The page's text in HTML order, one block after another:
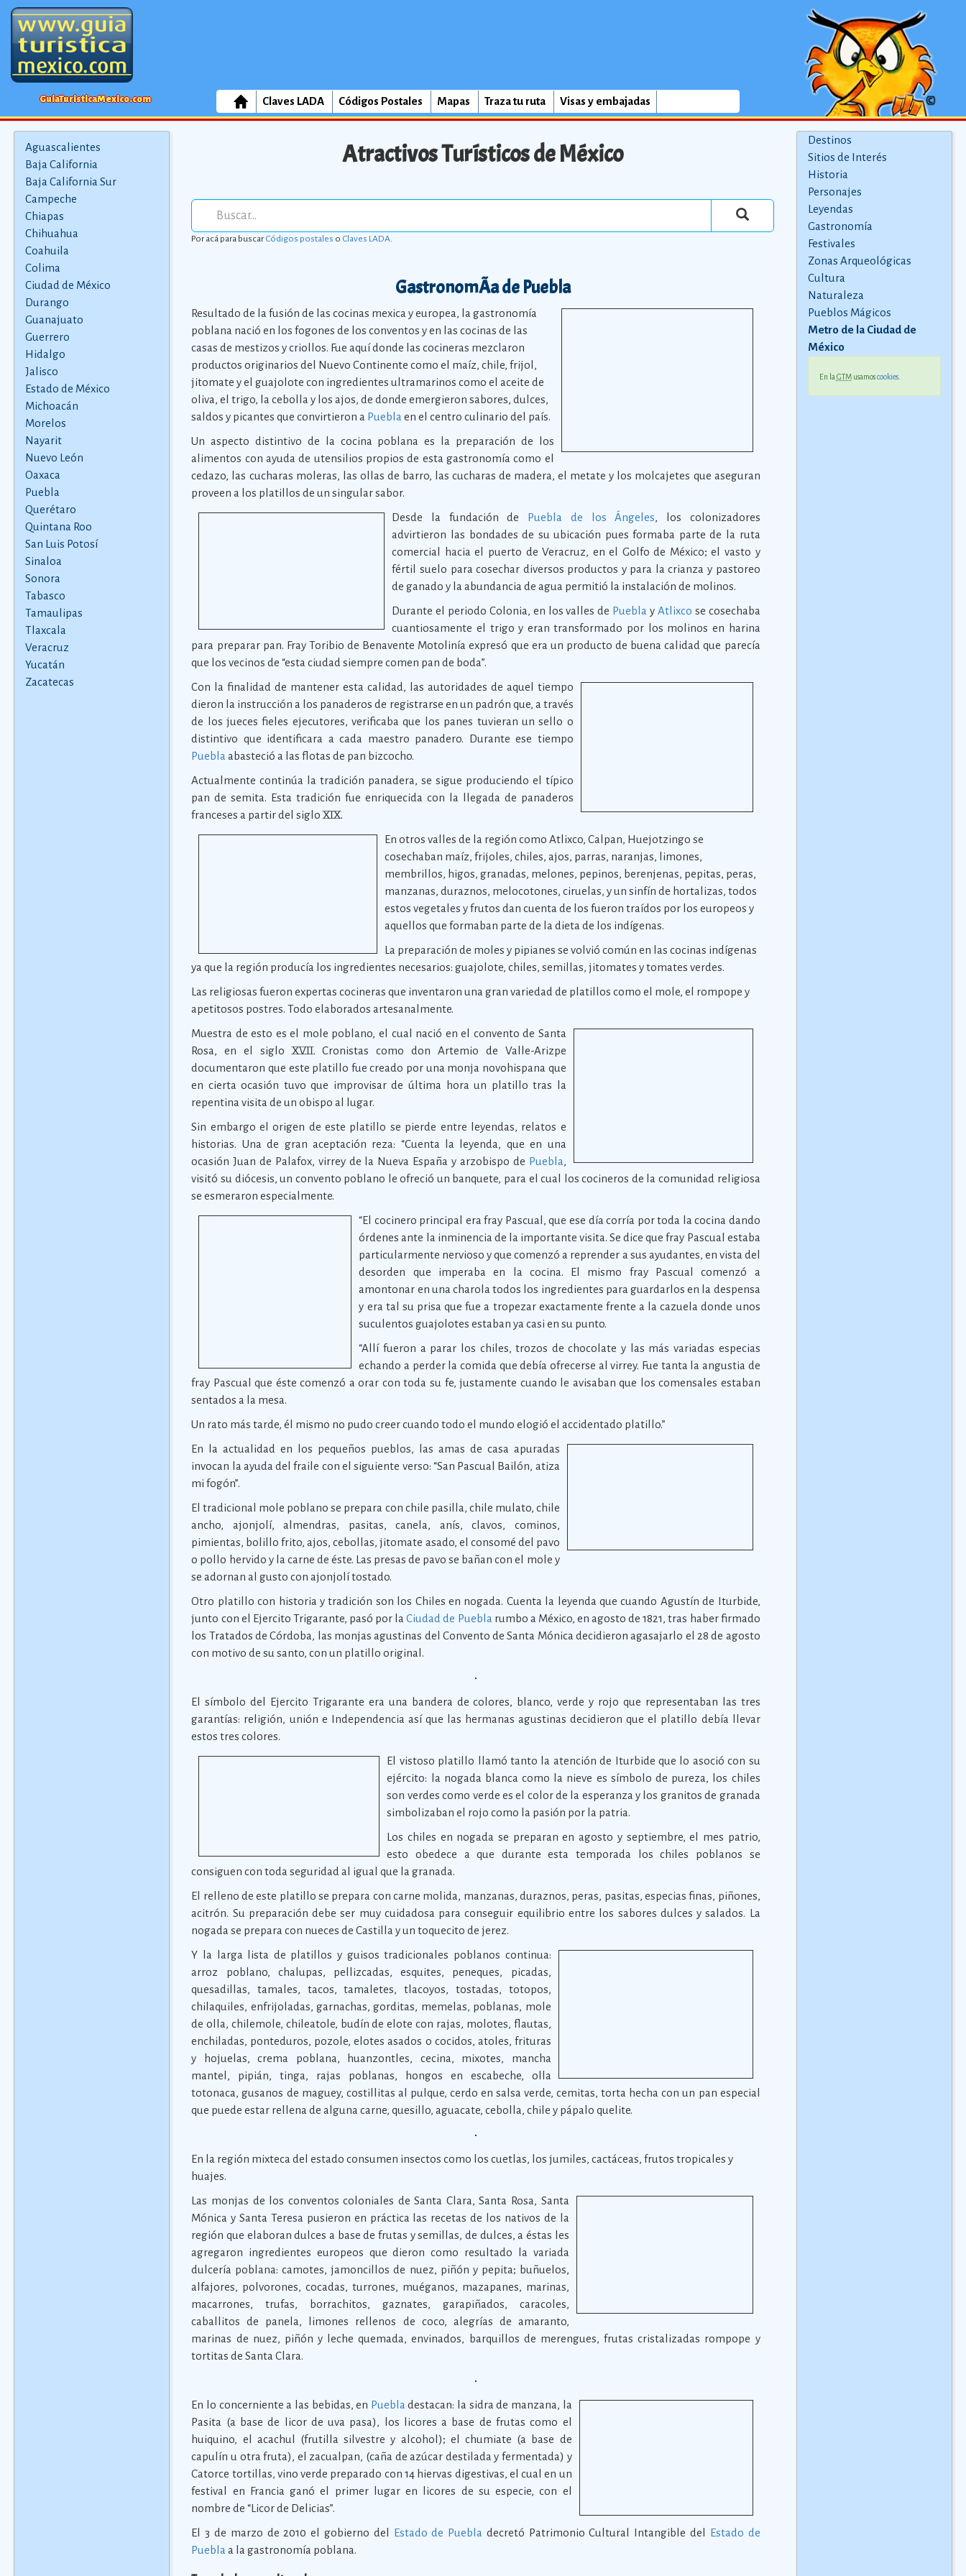
GuiaTuristicaMexico.com Claves LADA Códigos Postales Mapas Traza tu ruta Visas y embajadas
Aguascalientes
Baja California
Baja California Sur
Campeche
Chiapas
Chihuahua
Coahuila
Colima
Ciudad de México
Durango
Guanajuato
Guerrero
Hidalgo
Jalisco
Estado de México
Michoacán
Morelos
Nayarit
Nuevo León
Oaxaca
Puebla
Querétaro
Quintana Roo
San Luis Potosí
Sinaloa
Sonora
Tabasco
Tamaulipas
Tlaxcala
Veracruz
Yucatán
Zacatecas
Destinos
Sitios de Interés
Historia
Personajes
Leyendas
Gastronomía
Festivales
Zonas Arqueológicas
Cultura
Naturaleza
Pueblos Mágicos
Metro de la Ciudad de
México
En la GTMusamoscookies.
Atractivos Turísticos de México
Por acá para buscarCódigos postales o Claves LADA.
GastronomÃ­a de Puebla
Resultado de la fusión de las cocinas mexica y europea, la gastronomía
poblana nació en los fogones de los conventos y en las cocinas de las
casas de mestizos y criollos. Fue aquí donde las cocineras mezclaron
productos originarios del Nuevo Continente como el maíz, chile, frijol,
jitomate y el guajolote con ingredientes ultramarinos como el aceite de
oliva, el trigo, la cebolla y los ajos, de donde emergieron sabores, dulces,
saldos y picantes que convirtieron a Puebla en el centro culinario del país.
Un aspecto distintivo de la cocina poblana es la preparación de los
alimentos con ayuda de utensilios propios de esta gastronomía como el
cedazo, las cucharas moleras, las ollas de barro, las cucharas de madera, el metate y los molcajetes que aseguran
proveen a los platillos de un singular sabor.
Desde la fundación de Puebla de los Ángeles, los colonizadores
advirtieron las bondades de su ubicación pues formaba parte de la ruta
comercial hacia el puerto de Veracruz, en el Golfo de México; el vasto y
fértil suelo para cosechar diversos productos y para la crianza y pastoreo
de ganado y la abundancia de agua permitió la instalación de molinos.
Durante el periodo Colonia, en los valles de Puebla y Atlixco se cosechaba
cuantiosamente el trigo y eran transformado por los molinos en harina
para preparar pan. Fray Toribio de Benavente Motolinía expresó que era un producto de buena calidad que parecía
que los vecinos de “esta ciudad siempre comen pan de boda”.
Con la finalidad de mantener esta calidad, las autoridades de aquel tiempo
dieron la instrucción a los panaderos de registrarse en un padrón que, a través
de los jueces fieles ejecutores, verificaba que los panes tuvieran un sello o
distintivo que identificara a cada maestro panadero. Durante ese tiempo
Puebla abasteció a las flotas de pan bizcocho.
Actualmente continúa la tradición panadera, se sigue produciendo el típico
pan de semita. Esta tradición fue enriquecida con la llegada de panaderos
franceses a partir del siglo XIX.
En otros valles de la región como Atlixco, Calpan, Huejotzingo se
cosechaban maíz, frijoles, chiles, ajos, parras, naranjas, limones,
membrillos, higos, granadas, melones, pepinos, berenjenas, pepitas, peras,
manzanas, duraznos, melocotones, ciruelas, y un sinfín de hortalizas, todos
estos vegetales y frutos dan cuenta de los fueron traídos por los europeos y
aquellos que formaban parte de la dieta de los indígenas.
La preparación de moles y pipianes se volvió común en las cocinas indígenas
ya que la región producía los ingredientes necesarios: guajolote, chiles, semillas, jitomates y tomates verdes.
Las religiosas fueron expertas cocineras que inventaron una gran variedad de platillos como el mole, el rompope y
apetitosos postres. Todo elaborados artesanalmente.
Muestra de esto es el mole poblano, el cual nació en el convento de Santa
Rosa, en el siglo XVII. Cronistas como don Artemio de Valle-Arizpe
documentaron que este platillo fue creado por una monja novohispana que
en cierta ocasión tuvo que improvisar de última hora un platillo tras la
repentina visita de un obispo al lugar.
Sin embargo el origen de este platillo se pierde entre leyendas, relatos e
historias. Una de gran aceptación reza: “Cuenta la leyenda, que en una
ocasión Juan de Palafox, virrey de la Nueva España y arzobispo de Puebla,
visitó su diócesis, un convento poblano le ofreció un banquete, para el cual los cocineros de la comunidad religiosa
se esmeraron especialmente.
“El cocinero principal era fray Pascual, que ese día corría por toda la cocina dando
órdenes ante la inminencia de la importante visita. Se dice que fray Pascual estaba
particularmente nervioso y que comenzó a reprender a sus ayudantes, en vista del
desorden que imperaba en la cocina. El mismo fray Pascual comenzó a
amontonar en una charola todos los ingredientes para guardarlos en la despensa
y era tal su prisa que fue a tropezar exactamente frente a la cazuela donde unos
suculentos guajolotes estaban ya casi en su punto.
“Allí fueron a parar los chiles, trozos de chocolate y las más variadas especias
echando a perder la comida que debía ofrecerse al virrey. Fue tanta la angustia de
fray Pascual que éste comenzó a orar con toda su fe, justamente cuando le avisaban que los comensales estaban
sentados a la mesa.
Un rato más tarde, él mismo no pudo creer cuando todo el mundo elogió el accidentado platillo.”
En la actualidad en los pequeños pueblos, las amas de casa apuradas
invocan la ayuda del fraile con el siguiente verso: “San Pascual Bailón, atiza
mi fogón”.
El tradicional mole poblano se prepara con chile pasilla, chile mulato, chile
ancho, ajonjolí, almendras, pasitas, canela, anís, clavos, cominos,
pimientas, bolillo frito, ajos, cebollas, jitomate asado, el consomé del pavo
o pollo hervido y la carne de éste. Las presas de pavo se bañan con el mole y
se adornan al gusto con ajonjolí tostado.
Otro platillo con historia y tradición son los Chiles en nogada. Cuenta la leyenda que cuando Agustín de Iturbide,
junto con el Ejercito Trigarante, pasó por laCiudad de Puebla rumbo a México, en agosto de 1821, tras haber firmado
los Tratados de Córdoba, las monjas agustinas del Convento de Santa Mónica decidieron agasajarlo el 28 de agosto
con motivo de su santo, con un platillo original.
El símbolo del Ejercito Trigarante era una bandera de colores, blanco, verde y rojo que representaban las tres
garantías: religión, unión e Independencia así que las hermanas agustinas decidieron que el platillo debía llevar
estos tres colores.
El vistoso platillo llamó tanto la atención de Iturbide que lo asoció con su
ejército: la nogada blanca como la nieve es símbolo de pureza, los chiles
son verdes como verde es el color de la esperanza y los granitos de granada
simbolizaban el rojo como la pasión por la patria.
Los chiles en nogada se preparan en agosto y septiembre, el mes patrio,
esto obedece a que durante esta temporada los chiles poblanos se
consiguen con toda seguridad al igual que la granada.
El relleno de este platillo se prepara con carne molida, manzanas, duraznos, peras, pasitas, especias finas, piñones,
acitrón. Su preparación debe ser muy cuidadosa para conseguir equilibrio entre los sabores dulces y salados. La
nogada se prepara con nueces de Castilla y un toquecito de jerez.
Y la larga lista de platillos y guisos tradicionales poblanos continua:
arroz poblano, chalupas, pellizcadas, esquites, peneques, picadas,
quesadillas, tamales, tacos, tamaletes, tlacoyos, tostadas, totopos,
chilaquiles, enfrijoladas, garnachas, gorditas, memelas, poblanas, mole
de olla, chilemole, chileatole, budín de elote con rajas, molotes, flautas,
enchiladas, ponteduros, pozole, elotes asados o cocidos, atoles, frituras
y hojuelas, crema poblana, huanzontles, cecina, mixotes, mancha
mantel, pipián, tinga, rajas poblanas, hongos en escabeche, olla
totonaca, gusanos de maguey, costillitas al pulque, cerdo en salsa verde, cemitas, torta hecha con un pan especial
que puede estar rellena de alguna carne, quesillo, aguacate, cebolla, chile y pápalo quelite.
En la región mixteca del estado consumen insectos como los cuetlas, los jumiles, cactáceas, frutos tropicales y
huajes.
Las monjas de los conventos coloniales de Santa Clara, Santa Rosa, Santa
Mónica y Santa Teresa pusieron en práctica las recetas de los nativos de la
región que elaboran dulces a base de frutas y semillas, de dulces, a éstas les
agregaron ingredientes europeos que dieron como resultado la variada
dulcería poblana: camotes, jamoncillos de nuez, piñón y pepita; buñuelos,
alfajores, polvorones, cocadas, turrones, muéganos, mazapanes, marinas,
macarrones, trufas, borrachitos, gaznates, garapiñados, caracoles,
caballitos de panela, limones rellenos de coco, alegrías de amaranto,
marinas de nuez, piñón y leche quemada, envinados, barquillos de merengues, frutas cristalizadas rompope y
tortitas de Santa Clara.
En lo concerniente a las bebidas, en Puebla destacan: la sidra de manzana, la
Pasita (a base de licor de uva pasa), los licores a base de frutas como el
huiquino, el acachul (frutilla silvestre y alcohol); el chumiate (a base de
capulín u otra fruta), el zacualpan, (caña de azúcar destilada y fermentada) y
Catorce tortillas, vino verde preparado con 14 hiervas digestivas, el cual en un
festival en Francia ganó el primer lugar en licores de su especie, con el
nombre de “Licor de Delicias”.
El 3 de marzo de 2010 el gobierno del Estado de Puebla decretó Patrimonio Cultural Intangible del Estado de
Puebla a la gastronomía poblana.